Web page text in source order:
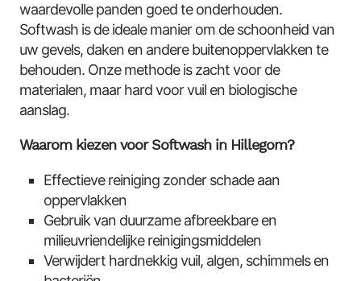
waardevolle panden goed te onderhouden.
Softwash is de ideale manier om de schoonheid van
uw gevels, daken en andere buitenoppervlakken te
behouden. Onze methode is zacht voor de
materialen, maar hard voor vuil en biologische
aanslag.
Waarom kiezen voor Softwash in Hillegom?
Effectieve reiniging zonder schade aan
oppervlakken
Gebruik van duurzame afbreekbare en
milieuvriendelijke reinigingsmiddelen
Verwijdert hardnekkig vuil, algen, schimmels en